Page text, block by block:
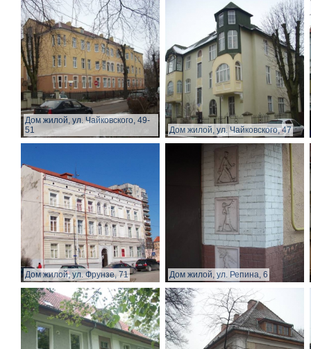
Дом жилой, ул. Чайковского, 49-
51
Дом жилой, ул. Чайковского, 47
Дом жилой, ул. Фрунзе, 71 Дом жилой, ул. Репина, 6